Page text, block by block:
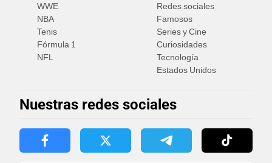
WWE
NBA
Tenis
Fórmula 1
NFL
Redes sociales
Famosos
Series y Cine
Curiosidades
Tecnología
Estados Unidos
Nuestras redes sociales